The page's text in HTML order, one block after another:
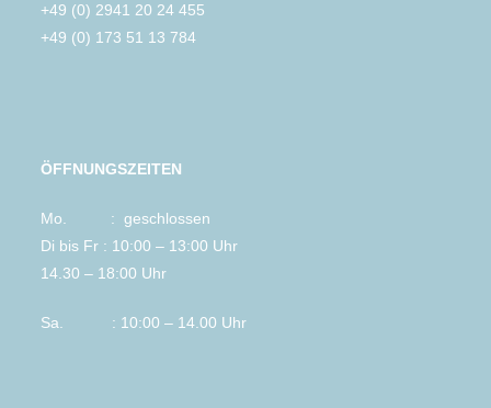
+49 (0) 2941 20 24 455
+49 (0) 173 51 13 784
ÖFFNUNGSZEITEN
Mo. : geschlossen
Di bis Fr : 10:00 – 13:00 Uhr
14.30 – 18:00 Uhr
Sa. : 10:00 – 14.00 Uhr